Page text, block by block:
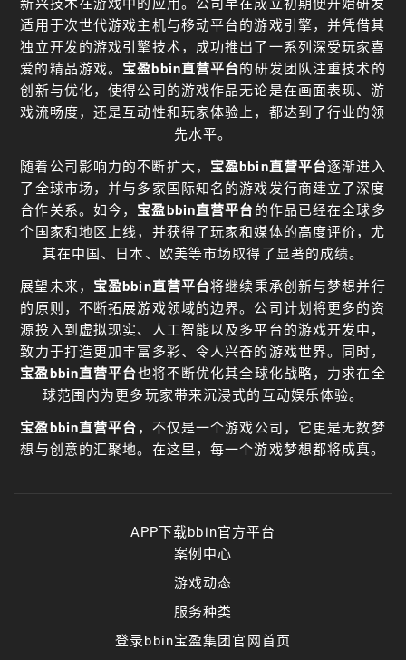
新兴技术在游戏中的应用。公司早在成立初期便开始研发
适用于次世代游戏主机与移动平台的游戏引擎，并凭借其
独立开发的游戏引擎技术，成功推出了一系列深受玩家喜
爱的精品游戏。 宝盈bbin直营平台的研发团队注重技术的
创新与优化，使得公司的游戏作品无论是在画面表现、游
戏流畅度，还是互动性和玩家体验上，都达到了行业的领
先水平。
随着公司影响力的不断扩大， 宝盈bbin直营平台逐渐进入
了全球市场，并与多家国际知名的游戏发行商建立了深度
合作关系。如今， 宝盈bbin直营平台的作品已经在全球多
个国家和地区上线，并获得了玩家和媒体的高度评价，尤
其在中国、日本、欧美等市场取得了显著的成绩。
展望未来， 宝盈bbin直营平台将继续秉承创新与梦想并行
的原则，不断拓展游戏领域的边界。公司计划将更多的资
源投入到虚拟现实、人工智能以及多平台的游戏开发中，
致力于打造更加丰富多彩、令人兴奋的游戏世界。同时，
宝盈bbin直营平台也将不断优化其全球化战略，力求在全
球范围内为更多玩家带来沉浸式的互动娱乐体验。
宝盈bbin直营平台 ，不仅是一个游戏公司，它更是无数梦
想与创意的汇聚地。在这里，每一个游戏梦想都将成真。
APP下载bbin官方平台
案例中心
游戏动态
服务种类
登录bbin宝盈集团官网首页